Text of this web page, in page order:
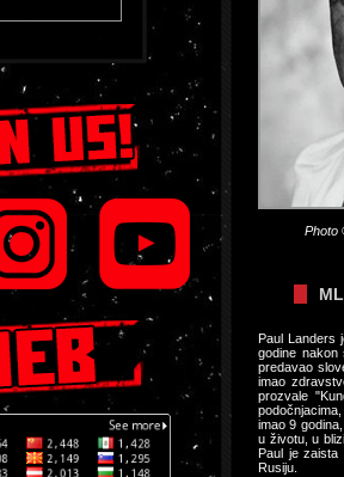
Photo
Paul Landers
godine nakon
predavao
imao
prozvale
imao 9
u životu, u
Paul je
Rusiju.